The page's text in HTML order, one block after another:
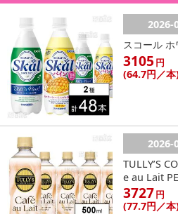
2026-
スコール
3105 円
(64.7円 ／
2026-
TULLY’S
e au Lait
3727円
(77.7円／